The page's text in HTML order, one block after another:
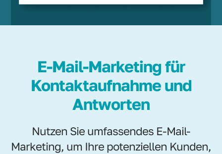
E-Mail-Marketing für
Kontaktaufnahme und
Antworten
Nutzen Sie umfassendes E-Mail-
Marketing, um Ihre potenziellen Kunden,